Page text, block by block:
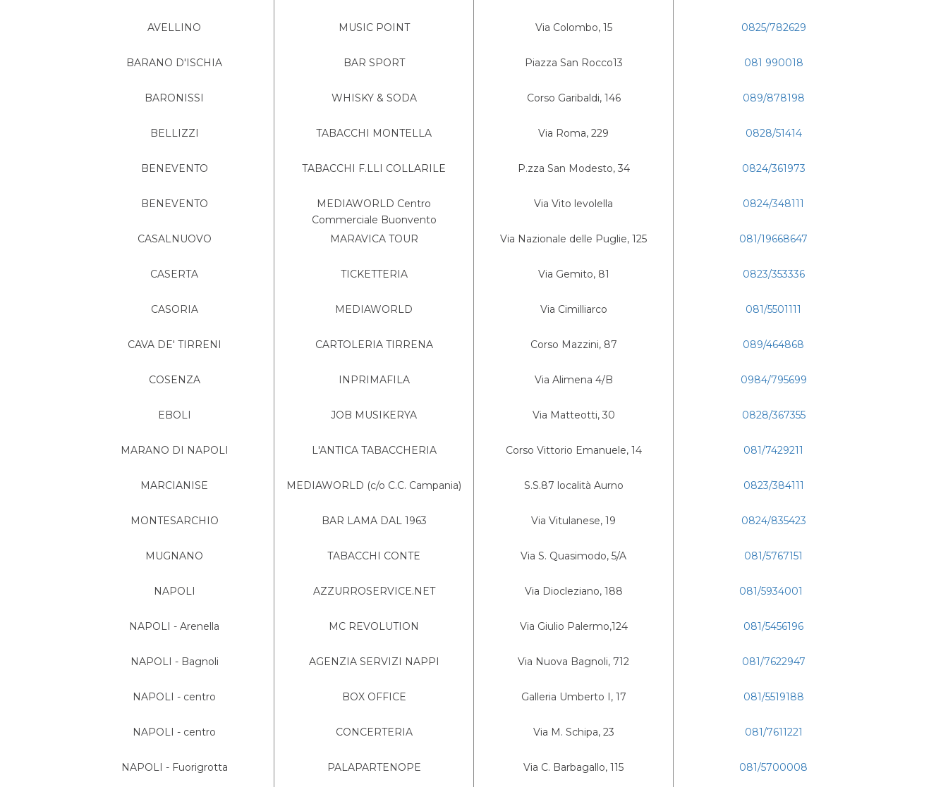
AVELLINO MUSIC POINT Via Colombo, 15 0825/782629
BARANO D'ISCHIA BAR SPORT Piazza San Rocco13 081 990018
BARONISSI WHISKY & SODA Corso Garibaldi, 146 089/878198
BELLIZZI TABACCHI MONTELLA Via Roma, 229 0828/51414
BENEVENTO TABACCHI F.LLI COLLARILE P.zza San Modesto, 34 0824/361973
BENEVENTO
MEDIAWORLD Centro
Commerciale Buonvento
Via Vito levolella 0824/348111
CASALNUOVO MARAVICA TOUR Via Nazionale delle Puglie, 125 081/19668647
CASERTA TICKETTERIA Via Gemito, 81 0823/353336
CASORIA MEDIAWORLD Via Cimilliarco 081/5501111
CAVA DE' TIRRENI CARTOLERIA TIRRENA Corso Mazzini, 87 089/464868
COSENZA INPRIMAFILA Via Alimena 4/B 0984/795699
EBOLI JOB MUSIKERYA Via Matteotti, 30 0828/367355
MARANO DI NAPOLI L'ANTICA TABACCHERIA Corso Vittorio Emanuele, 14 081/7429211
MARCIANISE MEDIAWORLD (c/o C.C. Campania) S.S.87 località Aurno 0823/384111
MONTESARCHIO BAR LAMA DAL 1963 Via Vitulanese, 19 0824/835423
MUGNANO TABACCHI CONTE Via S. Quasimodo, 5/A 081/5767151
NAPOLI AZZURROSERVICE.NET Via Diocleziano, 188 081/5934001
NAPOLI - Arenella MC REVOLUTION Via Giulio Palermo,124 081/5456196
NAPOLI - Bagnoli AGENZIA SERVIZI NAPPI Via Nuova Bagnoli, 712 081/7622947
NAPOLI - centro BOX OFFICE Galleria Umberto I, 17 081/5519188
NAPOLI - centro CONCERTERIA Via M. Schipa, 23 081/7611221
NAPOLI - Fuorigrotta PALAPARTENOPE Via C. Barbagallo, 115 081/5700008